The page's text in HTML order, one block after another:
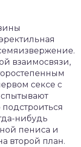
взаимосвязи,
сексе с
нибудь
пениса и
второй план.